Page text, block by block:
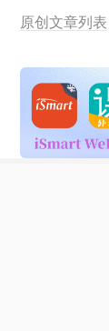
原创文章列表